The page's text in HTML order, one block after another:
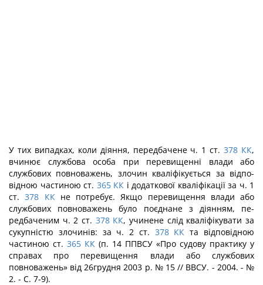
У тих випадках, коли діяння, передбачене ч. 1 ст. 378 КК,
вчинює службова особа при перевищенні влади або
службових повноважень, злочин кваліфікується за відпо­
відною частиною ст. 365 КК і додаткової кваліфікації за ч. 1
ст. 378 ККне потребує. Якщо перевищення влади або
службових повноважень було поєднане з діянням, пе­
редбаченим ч. 2 ст. 378 КК, учинене слід кваліфікувати за
сукупністю злочинів: за ч. 2 ст. 378 КК та відповідною
частиною ст. 365 КК (п. 14 ППВСУ «Про судову практику у
справах про перевищення влади або службових
повноважень» від 26грудня 2003 р. № 15 // ВВСУ. - 2004. - №
2. - С. 7-9).